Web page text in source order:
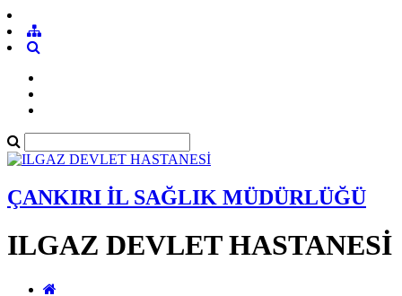
ÇANKIRI İL SAĞLIK MÜDÜRLÜĞÜ
ILGAZ DEVLET HASTANESİ